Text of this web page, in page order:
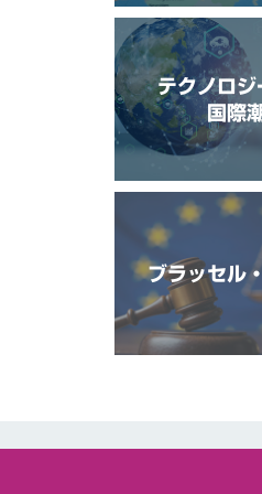
テクノロジ
国際
ブラッセル